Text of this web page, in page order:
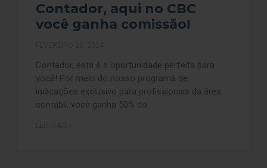
Contador, aqui no CBC
você ganha comissão!
Contador, esta é a oportunidade perfeita para
você! Por meio do nosso programa de
indicações exclusivo para profissionais da área
contábil, você ganha 50% do